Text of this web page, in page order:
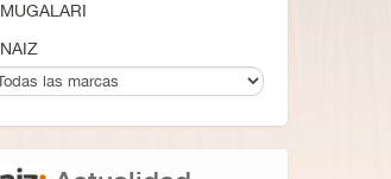
MUGALARI
NAIZ